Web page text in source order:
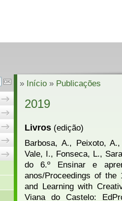
» Início » Publicações
2019
Livros (edição)
Barbosa, A., Peixoto,
Vale, I., Fonseca, L.,
do 6.º Ensinar e
anos/Proceedings of the
and Learning with
Viana do Castelo: